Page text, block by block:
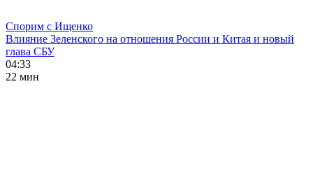
Спорим с Ищенко
Влияние Зеленского на отношения России и Китая и новый
глава СБУ
04:33
22 мин